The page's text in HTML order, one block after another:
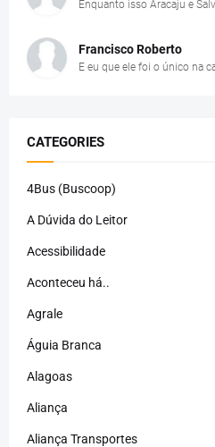
Enquanto isso Aracaju e
Francisco Roberto
E eu que ele foi o único na
CATEGORIES
4Bus (Buscoop)
A Dúvida do Leitor
Acessibilidade
Aconteceu há..
Agrale
Águia Branca
Alagoas
Aliança
Aliança Transportes